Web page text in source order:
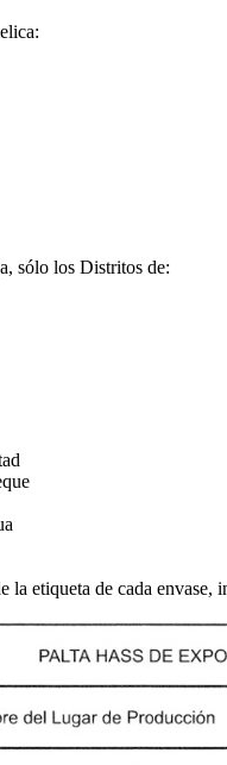
sólo los Distritos de:
la etiqueta de cada envase,